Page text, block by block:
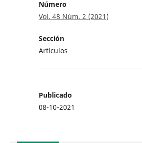
Número
Vol. 48 Núm. 2 (2021)
Sección
Artículos
Publicado
08-10-2021